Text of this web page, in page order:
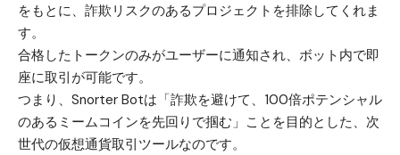
をもとに、詐欺リスクのあるプロジェクトを排除してくれま
す。
合格したトークンのみがユーザーに通知され、ボット内で即
座に取引が可能です。
つまり、Snorter Botは「詐欺を避けて、100倍ポテンシャル
のあるミームコインを先回りで掴む」ことを目的とした、次
世代の仮想通貨取引ツールなのです。